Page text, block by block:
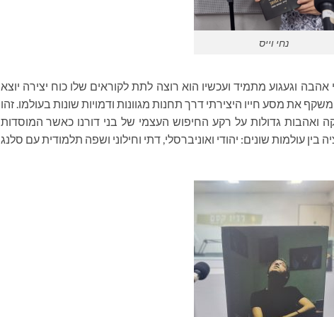
נחי וייס
וגעגוע מתמיד ועכשיו הוא רוצה לתת לקוראים שלו כוח יצירה יוצא
את מסע חייו היצירתי דרך תחנות מגוונות ודמויות שונות בעולמו. זהו
ואהבות גדולות על רקע החיפוש העצמי של בני דורנו כאשר המוסדות
עולמות שונים: יהודי ואוניברסלי, דתי וחילוני ושפה תלמודית עם סלנג